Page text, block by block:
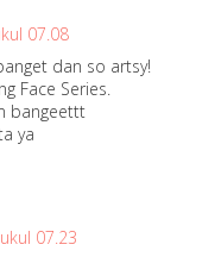
07.08
dan so artsy!
Face Series.
bangeettt
ya
07.23